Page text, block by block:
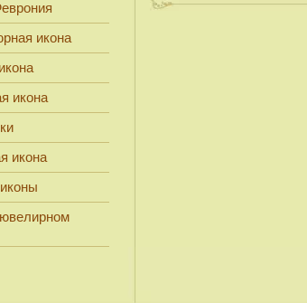
икона
икона
икона